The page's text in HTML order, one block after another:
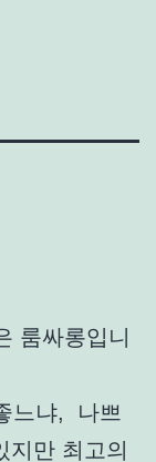
룸싸롱입니
느냐, 나쁘
지만 최고의